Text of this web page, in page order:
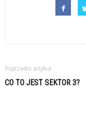
Poprzedni artykuł
CO TO JEST SEKTOR 3?